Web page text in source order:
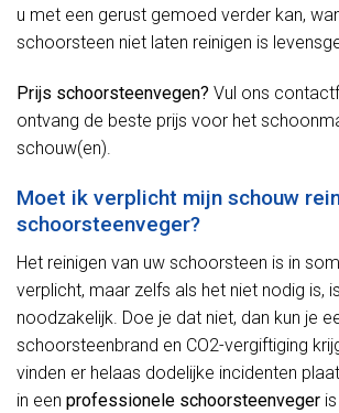
u met een gerust gemoed verder kan,
schoorsteen niet laten reinigen is
Prijs schoorsteenvegen? Vul ons
ontvang de beste prijs voor het
schouw(en).
Moet ik verplicht mijn schouw
schoorsteenveger?
Het reinigen van uw schoorsteen is in
verplicht, maar zelfs als het niet nodig is,
noodzakelijk. Doe je dat niet, dan kun je
schoorsteenbrand en CO2-vergiftiging
vinden er helaas dodelijke incidenten
in een professionele schoorsteenveger